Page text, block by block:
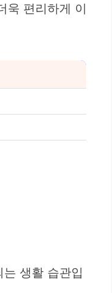
욱 편리하게 이
생활 습관입